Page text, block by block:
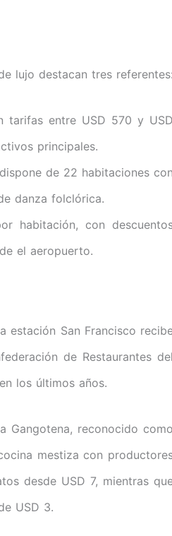
lujo destacan tres referentes:
tarifas entre USD 570 y USD
principales.
de 22 habitaciones con
danza folclórica.
habitación, con
el aeropuerto.
estación San Francisco
de Restaurantes del
los últimos años.
Gangotena, reconocido como
mestiza con
desde USD 7, mientras
USD 3.